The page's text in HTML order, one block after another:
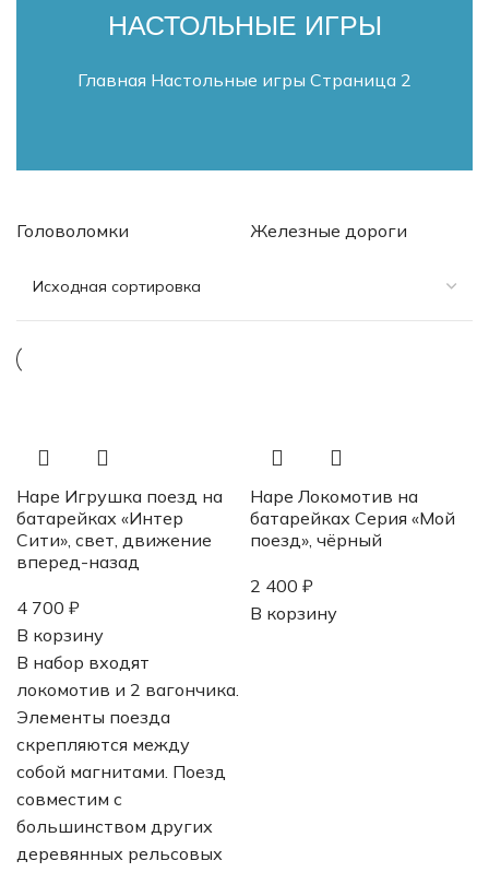
НАСТОЛЬНЫЕ ИГРЫ
Главная Настольные игры Страница 2
Головоломки Железные дороги
Hape Игрушка поезд на
батарейках «Интер
Сити», свет, движение
вперед-назад
4 700 ₽
В корзину
В набор входят
локомотив и 2 вагончика.
Элементы поезда
скрепляются между
собой магнитами. Поезд
совместим с
большинством других
деревянных рельсовых
Hape Локомотив на
батарейках Серия «Мой
поезд», чёрный
2 400 ₽
В корзину